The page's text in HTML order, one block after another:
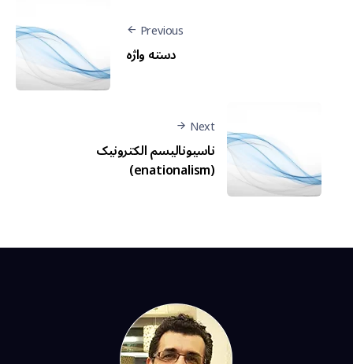
Previous
دسته واژه
Next
ناسیونالیسم الکترونیک
(enationalism)